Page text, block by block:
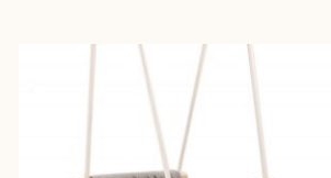
változatok
a
termékoldalon